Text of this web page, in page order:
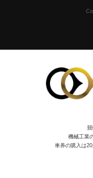
機械⼯業
車券の購入は